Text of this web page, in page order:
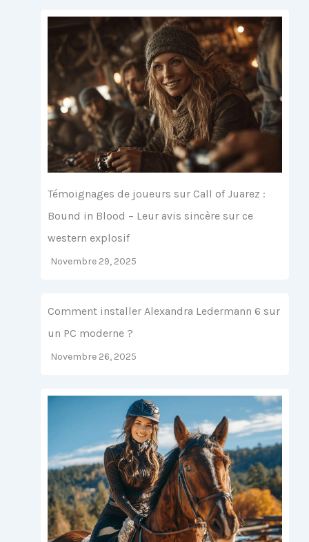
Témoignages de joueurs sur Call of Juarez :
Bound in Blood – Leur avis sincère sur ce
western explosif
Novembre 29, 2025
Comment installer Alexandra Ledermann 6 sur
un PC moderne ?
Novembre 26, 2025